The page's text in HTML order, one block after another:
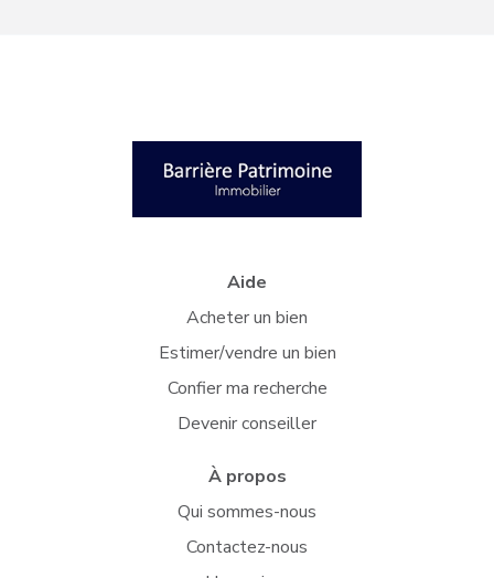
Aide
Acheter un bien
Estimer/vendre un bien
Confier ma recherche
Devenir conseiller
À propos
Qui sommes-nous
Contactez-nous